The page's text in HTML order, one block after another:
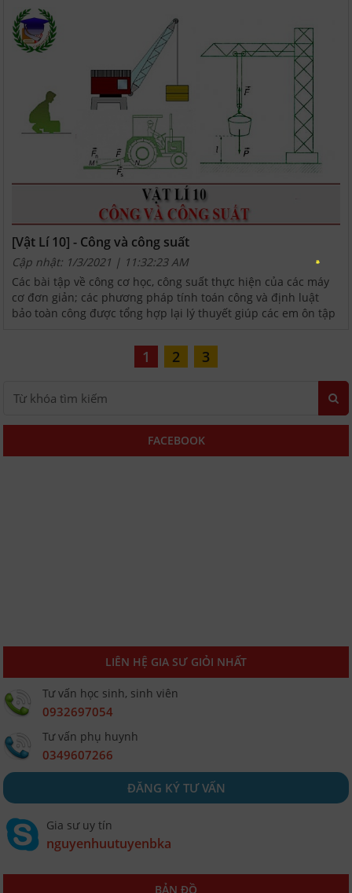
[Vật Lí 10] - Công và công suất
Cập nhật: 1/3/2021 | 11:32:23 AM
Các bài tập về công cơ học, công suất thực hiện của các máy
cơ đơn giản; các phương pháp tính toán công và định luật
bảo toàn công được tổng hợp lại lý thuyết giúp các em ôn tập
1 2 3
FACEBOOK
LIÊN HỆ GIA SƯ GIỎI NHẤT
Tư vấn học sinh, sinh viên
0932697054
Tư vấn phụ huynh
0349607266
ĐĂNG KÝ TƯ VẤN
Gia sư uy tín
nguyenhuutuyenbka
BẢN ĐỒ